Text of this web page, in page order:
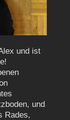
und ist
und
Rades,